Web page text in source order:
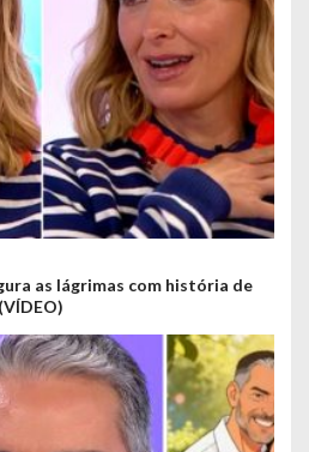
as lágrimas com história de